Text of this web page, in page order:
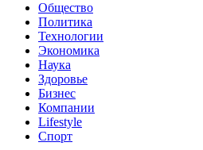
Общество
Политика
Технологии
Экономика
Наука
Здоровье
Бизнес
Компании
Lifestyle
Спорт